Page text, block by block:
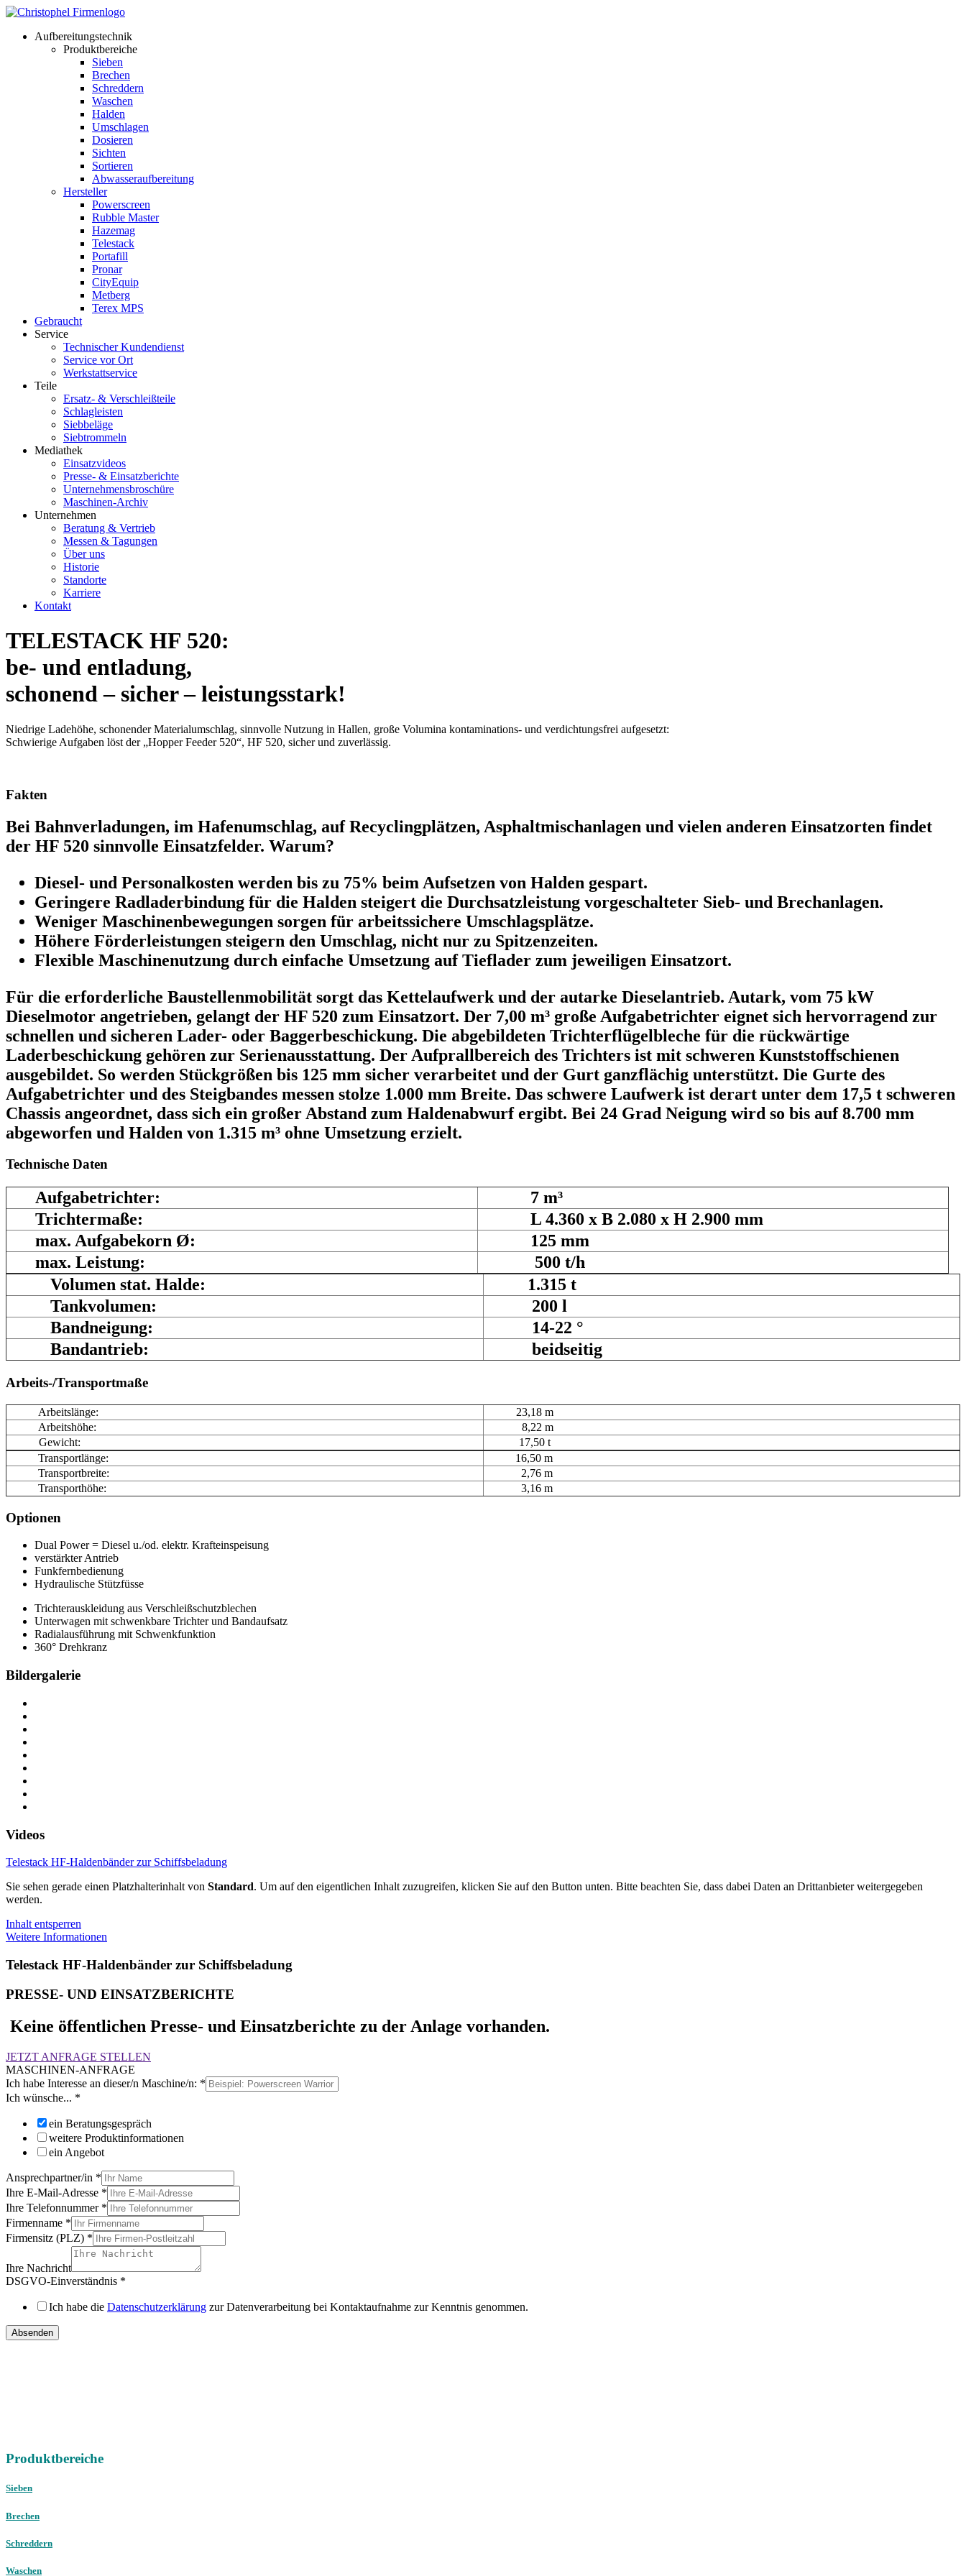
Aufbereitungstechnik
Produktbereiche
Sieben
Brechen
Schreddern
Waschen
Halden
Umschlagen
Dosieren
Sichten
Sortieren
Abwasseraufbereitung
Hersteller
Powerscreen
Rubble Master
Hazemag
Telestack
Portafill
Pronar
CityEquip
Metberg
Terex MPS
Gebraucht
Service
Technischer Kundendienst
Service vor Ort
Werkstattservice
Teile
Ersatz- & Verschleißteile
Schlagleisten
Siebbeläge
Siebtrommeln
Mediathek
Einsatzvideos
Presse- & Einsatzberichte
Unternehmensbroschüre
Maschinen-Archiv
Unternehmen
Beratung & Vertrieb
Messen & Tagungen
Über uns
Historie
Standorte
Karriere
Kontakt
TELESTACK HF 520:
be- und entladung,
schonend – sicher – leistungsstark!
Niedrige Ladehöhe, schonender Materialumschlag, sinnvolle Nutzung in Hallen, große Volumina kontaminations- und verdichtungsfrei aufgesetzt:
Schwierige Aufgaben löst der „Hopper Feeder 520“, HF 520, sicher und zuverlässig.
Fakten
Bei Bahnverladungen, im Hafenumschlag, auf Recyclingplätzen, Asphaltmischanlagen und vielen anderen Einsatzorten findet
der HF 520 sinnvolle Einsatzfelder. Warum?
Diesel- und Personalkosten werden bis zu 75% beim Aufsetzen von Halden gespart.
Geringere Radladerbindung für die Halden steigert die Durchsatzleistung vorgeschalteter Sieb- und Brechanlagen.
Weniger Maschinenbewegungen sorgen für arbeitssichere Umschlagsplätze.
Höhere Förderleistungen steigern den Umschlag, nicht nur zu Spitzenzeiten.
Flexible Maschinenutzung durch einfache Umsetzung auf Tieflader zum jeweiligen Einsatzort.
Für die erforderliche Baustellenmobilität sorgt das Kettelaufwerk und der autarke Dieselantrieb. Autark, vom 75 kW
Dieselmotor angetrieben, gelangt der HF 520 zum Einsatzort. Der 7,00 m³ große Aufgabetrichter eignet sich hervorragend zur
schnellen und sicheren Lader- oder Baggerbeschickung. Die abgebildeten Trichterflügelbleche für die rückwärtige
Laderbeschickung gehören zur Serienausstattung. Der Aufprallbereich des Trichters ist mit schweren Kunststoffschienen
ausgebildet. So werden Stückgrößen bis 125 mm sicher verarbeitet und der Gurt ganzflächig unterstützt. Die Gurte des
Aufgabetrichter und des Steigbandes messen stolze 1.000 mm Breite. Das schwere Laufwerk ist derart unter dem 17,5 t schweren
Chassis angeordnet, dass sich ein großer Abstand zum Haldenabwurf ergibt. Bei 24 Grad Neigung wird so bis auf 8.700 mm
abgeworfen und Halden von 1.315 m³ ohne Umsetzung erzielt.
Technische Daten
Aufgabetrichter:
7 m³
Trichtermaße:
L 4.360 x B 2.080 x H 2.900 mm
max. Aufgabekorn Ø:
125 mm
max. Leistung:
500 t/h
Volumen stat. Halde:
1.315 t
Tankvolumen:
200 l
Bandneigung:
14-22 °
Bandantrieb:
beidseitig
Arbeits-/Transportmaße
Arbeitslänge:
23,18 m
Arbeitshöhe:
8,22 m
Gewicht:
17,50 t
Transportlänge:
16,50 m
Transportbreite:
2,76 m
Transporthöhe:
3,16 m
Optionen
Dual Power = Diesel u./od. elektr. Krafteinspeisung
verstärkter Antrieb
Funkfernbedienung
Hydraulische Stützfüsse
Trichterauskleidung aus Verschleißschutzblechen
Unterwagen mit schwenkbare Trichter und Bandaufsatz
Radialausführung mit Schwenkfunktion
360° Drehkranz
Bildergalerie
Videos
Telestack HF-Haldenbänder zur Schiffsbeladung
Sie sehen gerade einen Platzhalterinhalt von Standard. Um auf den eigentlichen Inhalt zuzugreifen, klicken Sie auf den Button unten. Bitte beachten Sie, dass dabei Daten an Drittanbieter weitergegeben
werden.
Inhalt entsperren
Weitere Informationen
Telestack HF-Haldenbänder zur Schiffsbeladung
PRESSE- UND EINSATZBERICHTE
Keine öffentlichen Presse- und Einsatzberichte zu der Anlage vorhanden.
JETZT ANFRAGE STELLEN
MASCHINEN-ANFRAGE
Ich habe Interesse an dieser/n Maschine/n: *
Ich wünsche... *
ein Beratungsgespräch
weitere Produktinformationen
ein Angebot
Ansprechpartner/in *
Ihre E-Mail-Adresse *
Ihre Telefonnummer *
Firmenname *
Firmensitz (PLZ) *
Ihre Nachricht
DSGVO-Einverständnis *
Ich habe die Datenschutzerklärung zur Datenverarbeitung bei Kontaktaufnahme zur Kenntnis genommen.
Absenden
Produktbereiche
Sieben
Brechen
Schreddern
Waschen